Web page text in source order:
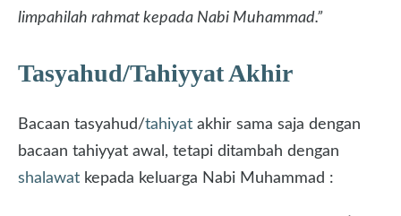
limpahilah rahmat kepada Nabi Muhammad.”
Tasyahud/Tahiyyat Akhir
Bacaan tasyahud/tahiyat akhir sama saja dengan
bacaan tahiyyat awal, tetapi ditambah dengan
shalawat kepada keluarga Nabi Muhammad :